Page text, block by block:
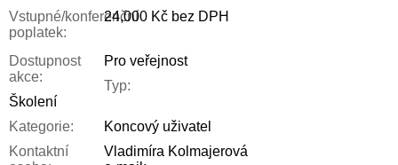
Vstupné/konferenční
poplatek:
24,000 Kč bez DPH
Dostupnost
akce:
Pro veřejnost
Typ:
Školení
Kategorie:
Koncový uživatel
Kontaktní
Vladimíra Kolmajerová